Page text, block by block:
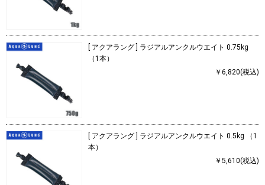
[ アクアラング ] ラジアルアンクルウエイト 0.75kg
（1本）
￥6,820(税込)
[ アクアラング ] ラジアルアンクルウエイト 0.5kg （1
本）
￥5,610(税込)